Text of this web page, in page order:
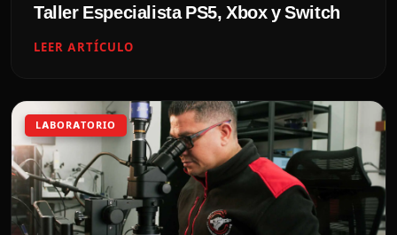
Taller Especialista PS5, Xbox y Switch
LEER ARTÍCULO
LABORATORIO